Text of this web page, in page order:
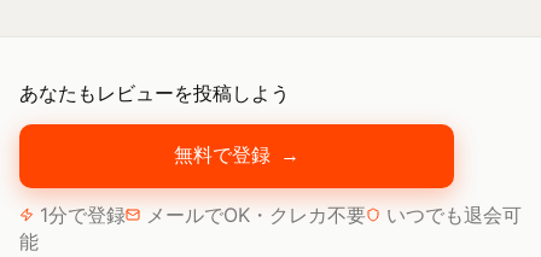
あなたもレビューを投稿しよう
無料で登録 →
1分で登録 メールでOK・クレカ不要
いつでも退会可
能